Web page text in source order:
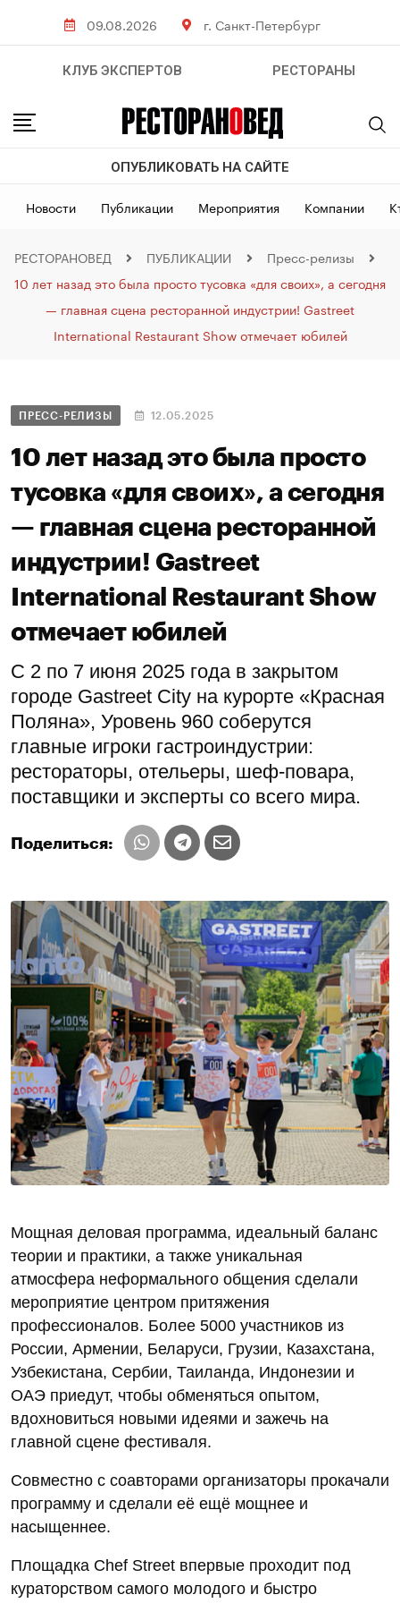
09.08.2026 г. Санкт-Петербург
КЛУБ ЭКСПЕРТОВ РЕСТОРАНЫ
ОПУБЛИКОВАТЬ НА САЙТЕ
Новости Публикации Мероприятия Компании
РЕСТОРАНОВЕД ПУБЛИКАЦИИ
Пресс-релизы
10 лет назад это была просто тусовка «для своих», а сегодня
— главная сцена ресторанной индустрии! Gastreet
International Restaurant Show отмечает юбилей
ПРЕСС-РЕЛИЗЫ 12.05.2025
10 лет назад это была просто
тусовка «для своих», а сегодня
— главная сцена ресторанной
индустрии! Gastreet
International Restaurant Show
отмечает юбилей
С 2 по 7 июня 2025 года в закрытом
городе Gastreet City на курорте «Красная
Поляна», Уровень 960 соберутся
главные игроки гастроиндустрии:
рестораторы, отельеры, шеф-повара,
поставщики и эксперты со всего мира.
Поделиться:
Мощная деловая программа, идеальный баланс
теории и практики, а также уникальная
атмосфера неформального общения сделали
мероприятие центром притяжения
профессионалов. Более 5000 участников из
России, Армении, Беларуси, Грузии, Казахстана,
Узбекистана, Сербии, Таиланда, Индонезии и
ОАЭ приедут, чтобы обменяться опытом,
вдохновиться новыми идеями и зажечь на
главной сцене фестиваля.
Совместно с соавторами организаторы прокачали
программу и сделали её ещё мощнее и
насыщеннее.
Площадка Chef Street впервые проходит под
кураторством самого молодого и быстро